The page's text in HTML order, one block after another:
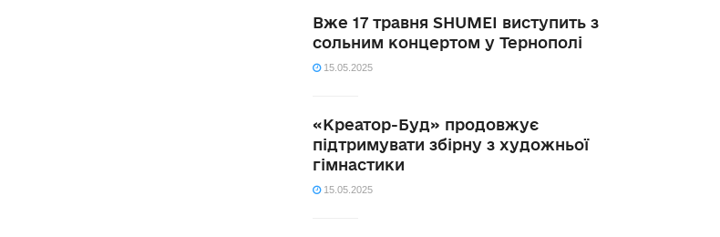
Вже 17 травня SHUMEI виступить з
сольним концертом у Тернополі
15.05.2025
«Креатор-Буд» продовжує
підтримувати збірну з художньої
гімнастики
15.05.2025